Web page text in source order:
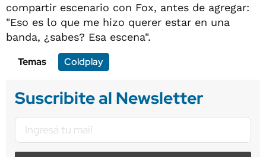
compartir escenario con Fox, antes de agregar:
"Eso es lo que me hizo querer estar en una
banda, ¿sabes? Esa escena".
Temas
Coldplay
Suscribite al Newsletter